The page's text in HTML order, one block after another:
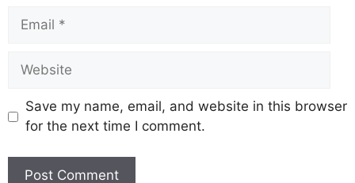
Save my name, email, and website in this browser
for the next time I comment.